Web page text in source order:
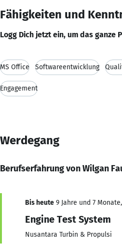
Fähigkeiten und
Logg Dich jetzt ein, um das ganze
MS Office Softwareentwicklung
Engagement
Werdegang
Berufserfahrung von Wilgan
Bis heute 9 Jahre und 7
Engine Test System
Nusantara Turbin & Propulsi